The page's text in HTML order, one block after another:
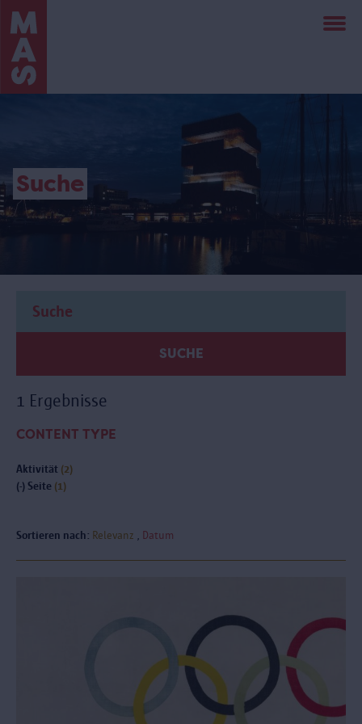
Direkt
zum
Inhalt
Suche
SUCHE
1 Ergebnisse
CONTENT TYPE
Aktivität (2)
(-) Seite (1)
Sortieren nach: Relevanz Datum